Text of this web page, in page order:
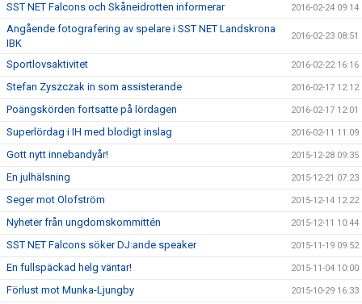
SST NET Falcons och Skåneidrotten informerar 2016-02-24 09:14
Angående fotografering av spelare i SST NET Landskrona
IBK
2016-02-23 08:51
Sportlovsaktivitet 2016-02-22 16:16
Stefan Zyszczak in som assisterande 2016-02-17 12:12
Poängskörden fortsatte på lördagen 2016-02-17 12:01
Superlördag i IH med blodigt inslag 2016-02-11 11:09
Gott nytt innebandyår! 2015-12-28 09:35
En julhälsning 2015-12-21 07:23
Seger mot Olofström 2015-12-14 12:22
Nyheter från ungdomskommittén 2015-12-11 10:44
SST NET Falcons söker DJ:ande speaker 2015-11-19 09:52
En fullspäckad helg väntar! 2015-11-04 10:00
Förlust mot Munka-Ljungby 2015-10-29 16:33